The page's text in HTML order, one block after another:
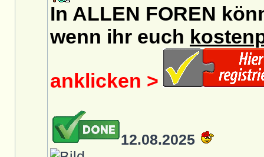
In ALLEN FOREN
wenn ihr euch
anklicken >
12.08.2025